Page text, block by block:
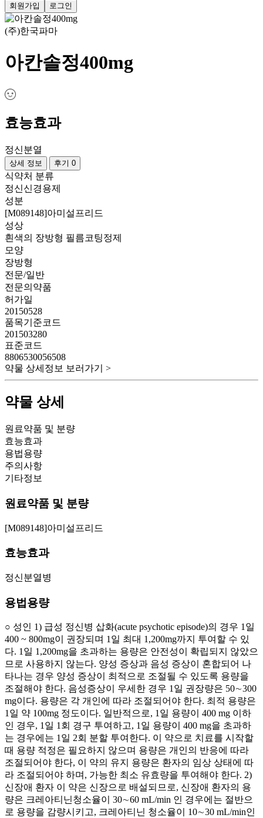
회원가입 로그인
(주)한국파마
아칸솔정400mg
효능효과
정신분열
상세 정보 후기 0
식약처 분류
정신신경용제
성분
[M089148]아미설프리드
성상
흰색의 장방형 필름코팅정제
모양
장방형
전문/일반
전문의약품
허가일
20150528
품목기준코드
201503280
표준코드
8806530056508
약물 상세정보 보러가기 >
약물 상세
원료약품 및 분량
효능효과
용법용량
주의사항
기타정보
원료약품 및 분량
[M089148]아미설프리드
효능효과
정신분열병
용법용량
○ 성인 1) 급성 정신병 삽화(acute psychotic episode)의 경우 1일
400 ~ 800mg이 권장되며 1일 최대 1,200mg까지 투여할 수 있
다. 1일 1,200mg을 초과하는 용량은 안전성이 확립되지 않았으
므로 사용하지 않는다. 양성 증상과 음성 증상이 혼합되어 나
타나는 경우 양성 증상이 최적으로 조절될 수 있도록 용량을
조절해야 한다. 음성증상이 우세한 경우 1일 권장량은 50∼300
mg이다. 용량은 각 개인에 따라 조절되어야 한다. 최적 용량은
1일 약 100mg 정도이다. 일반적으로, 1일 용량이 400 mg 이하
인 경우, 1일 1회 경구 투여하고, 1일 용량이 400 mg을 초과하
는 경우에는 1일 2회 분할 투여한다. 이 약으로 치료를 시작할
때 용량 적정은 필요하지 않으며 용량은 개인의 반응에 따라
조절되어야 한다, 이 약의 유지 용량은 환자의 임상 상태에 따
라 조절되어야 하며, 가능한 최소 유효량을 투여해야 한다. 2)
신장애 환자 이 약은 신장으로 배설되므로, 신장애 환자의 용
량은 크레아티닌청소율이 30∼60 mL/min 인 경우에는 절반으
로 용량을 감량시키고, 크레아티닌 청소율이 10∼30 mL/min인